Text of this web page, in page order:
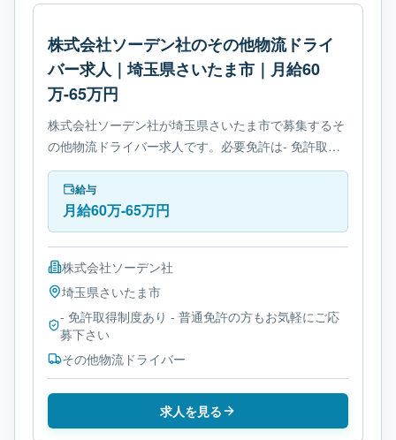
株式会社ソーデン社のその他物流ドライ
バー求人｜埼玉県さいたま市｜月給60
万-65万円
株式会社ソーデン社が埼玉県さいたま市で募集するそ
の他物流ドライバー求人です。必要免許は- 免許取得
制度ありです。
給与
月給60万-65万円
株式会社ソーデン社
埼玉県さいたま市
- 免許取得制度あり - 普通免許の方もお気軽にご応
募下さい
その他物流ドライバー
求人を見る